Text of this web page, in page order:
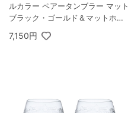
ルカラー ペアータンブラー マット
ブラック・ゴールド＆マットホワ
7,150円